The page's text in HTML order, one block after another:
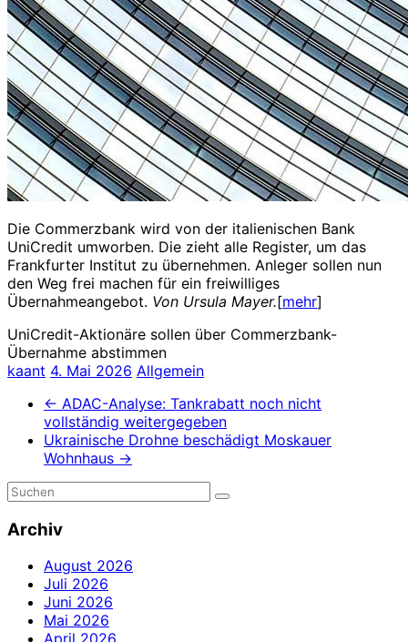
Die Commerzbank wird von der italienischen Bank
UniCredit umworben. Die zieht alle Register, um das
Frankfurter Institut zu übernehmen. Anleger sollen nun
den Weg frei machen für ein freiwilliges
Übernahmeangebot. Von Ursula Mayer.[mehr]
UniCredit-Aktionäre sollen über Commerzbank-
Übernahme abstimmen
kaant 4. Mai 2026 Allgemein
← ADAC-Analyse: Tankrabatt noch nicht
vollständig weitergegeben
Ukrainische Drohne beschädigt Moskauer
Wohnhaus →
Archiv
August 2026
Juli 2026
Juni 2026
Mai 2026